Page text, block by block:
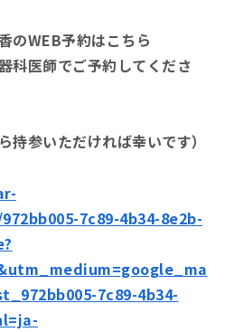
のWEB予約はこちら
医師でご予約してくださ
持参いただければ幸いです）
7c89-4b34-8e2b-
7c89-4b34-